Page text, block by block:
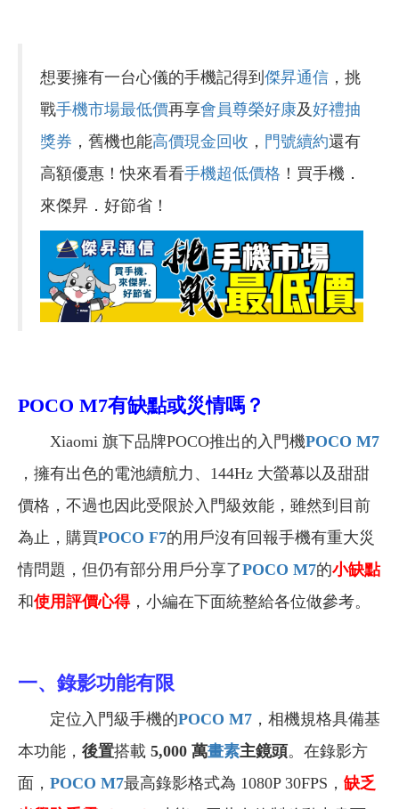
想要擁有一台心儀的手機記得到 傑昇通信 ，挑
戰手機市場最低價再享會員尊榮好康及好禮抽
獎券 ，舊機也能高價現金回收 ， 門號續約還有
高額優惠！快來看看手機超低價格 ！買手機．
來傑昇．好節省！
POCO M7有缺點或災情嗎？
Xiaomi 旗下品牌POCO推出的入門機POCO M7
，擁有出色的電池續航力、 144Hz 大螢幕以及甜甜
價格，不過也因此受限於入門級效能，雖然到目前
為止，購買POCO F7的用戶沒有回報手機有重大災
情問題，但仍有部分用戶分享了POCO M7的小缺點
和使用評價心得，小編在下面統整給各位做參考。
一、 錄影功能有限
定位入門級手機的POCO M7 ， 相機規格具備基
本功能， 後置搭載 5,000 萬畫素主鏡頭。在錄影方
面， POCO M7最高錄影格式為 1080P 30FPS， 缺乏